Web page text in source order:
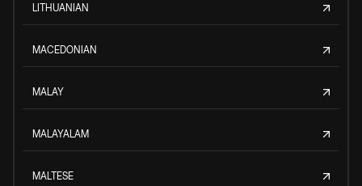
LITHUANIAN
MACEDONIAN
MALAY
MALAYALAM
MALTESE